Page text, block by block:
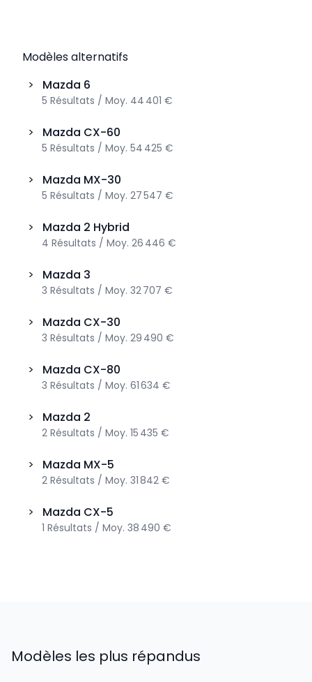
Modèles alternatifs
>
Mazda 6
5 Résultats / Moy. 44 401 €
> Mazda CX-60
5 Résultats / Moy. 54 425 €
> Mazda MX-30
5 Résultats / Moy. 27 547 €
> Mazda 2 Hybrid
4 Résultats / Moy. 26 446 €
> Mazda 3
3 Résultats / Moy. 32 707 €
> Mazda CX-30
3 Résultats / Moy. 29 490 €
> Mazda CX-80
3 Résultats / Moy. 61 634 €
> Mazda 2
2 Résultats / Moy. 15 435 €
> Mazda MX-5
2 Résultats / Moy. 31 842 €
> Mazda CX-5
1 Résultats / Moy. 38 490 €
Modèles les plus répandus